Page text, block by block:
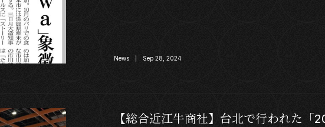
News | Sep 28, 2024
【総合近江牛商社】台北で行われた「